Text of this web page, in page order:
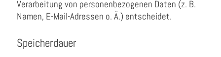
Verarbeitung von personenbezogenen Daten (z. B.
Namen, E-Mail-Adressen o. Ä.) entscheidet.
Speicherdauer